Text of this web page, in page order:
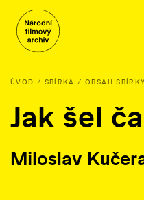
ÚVOD SBÍRKA OBSAH SBÍRKY
Jak šel
Miloslav